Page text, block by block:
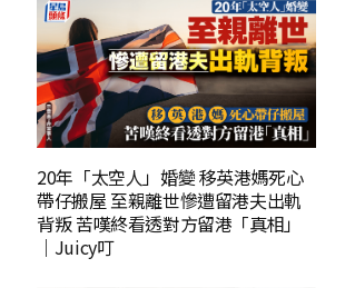
20年「太空人」婚變 移英港媽死心
帶仔搬屋 至親離世慘遭留港夫出軌
背叛 苦嘆終看透對方留港「真相」
｜Juicy叮